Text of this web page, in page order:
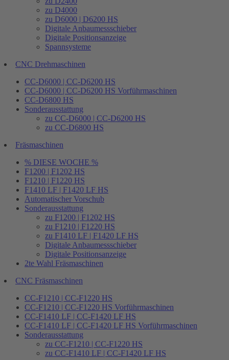
zu D4000
zu D6000 | D6200 HS
Digitale Anbaumessschieber
Digitale Positionsanzeige
Spannsysteme
CNC Drehmaschinen
CC-D6000 | CC-D6200 HS
CC-D6000 | CC-D6200 HS Vorführmaschinen
CC-D6800 HS
Sonderausstattung
zu CC-D6000 | CC-D6200 HS
zu CC-D6800 HS
Fräsmaschinen
% DIESE WOCHE %
F1200 | F1202 HS
F1210 | F1220 HS
F1410 LF | F1420 LF HS
Automatischer Vorschub
Sonderausstattung
zu F1200 | F1202 HS
zu F1210 | F1220 HS
zu F1410 LF | F1420 LF HS
Digitale Anbaumessschieber
Digitale Positionsanzeige
2te Wahl Fräsmaschinen
CNC Fräsmaschinen
CC-F1210 | CC-F1220 HS
CC-F1210 | CC-F1220 HS Vorführmaschinen
CC-F1410 LF | CC-F1420 LF HS
CC-F1410 LF | CC-F1420 LF HS Vorführmaschinen
Sonderausstattung
zu CC-F1210 | CC-F1220 HS
zu CC-F1410 LF | CC-F1420 LF HS